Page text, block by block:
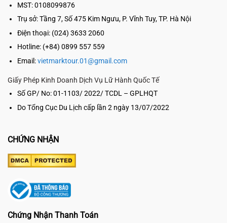
MST: 0108099876
Trụ sở:Tầng 7, Số 475 Kim Ngưu, P. Vĩnh Tuy, TP. Hà Nội
Điện thoại: (024) 3633 2060
Hotline: (+84) 0899 557 559
Email:vietmarktour.01@gmail.com
Giấy Phép Kinh Doanh Dịch Vụ Lữ Hành Quốc Tế
Số GP/ No: 01-1103/ 2022/ TCDL – GPLHQT
Do Tổng Cục Du Lịch cấp lần 2 ngày 13/07/2022
CHỨNG NHẬN
Chứng Nhận Thanh Toán